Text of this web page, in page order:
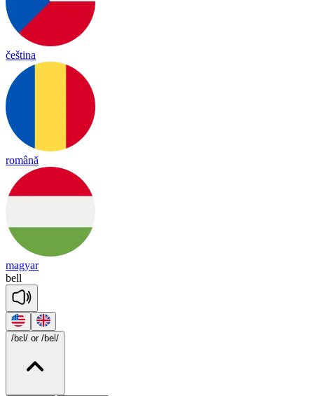
čeština
română
magyar
bell
/bɛl/ or /bel/